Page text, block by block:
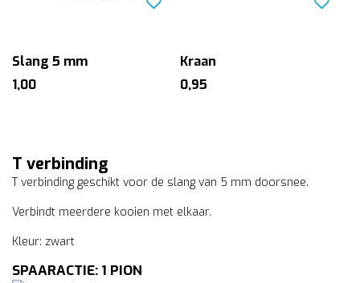
Slang 5 mm
1,00
Kraan
0,95
T verbinding
T verbinding geschikt voor de slang van 5 mm doorsnee.
Verbindt meerdere kooien met elkaar.
Kleur: zwart
SPAARACTIE: 1 PION